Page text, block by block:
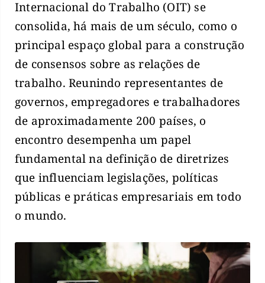
Internacional do Trabalho (OIT) se
consolida, há mais de um século, como o
principal espaço global para a construção
de consensos sobre as relações de
trabalho. Reunindo representantes de
governos, empregadores e trabalhadores
de aproximadamente 200 países, o
encontro desempenha um papel
fundamental na definição de diretrizes
que influenciam legislações, políticas
públicas e práticas empresariais em todo
o mundo.